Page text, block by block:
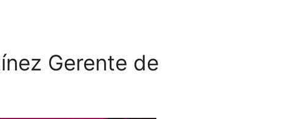
Gerente de